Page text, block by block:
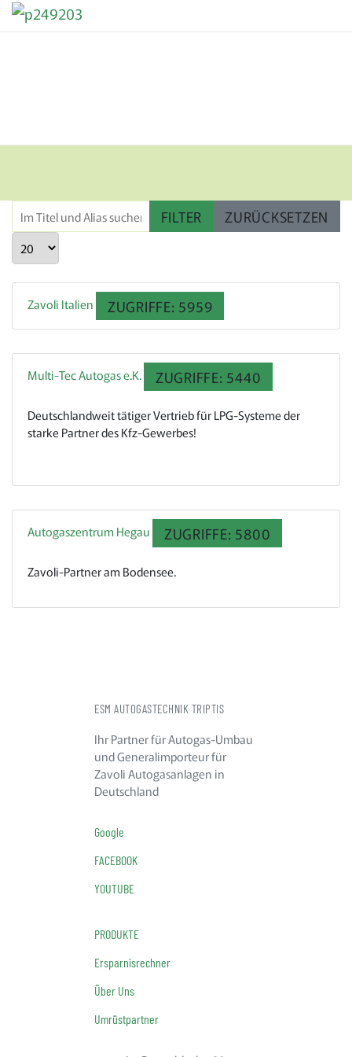
Im Titel und Alias suchen. Als Präfix „ID:“ verwenden, um nach
FILTER ZURÜCKSETZEN
Anzeige #
Zavoli Italien ZUGRIFFE: 5959
Multi-Tec Autogas e.K. ZUGRIFFE: 5440
Deutschlandweit tätiger Vertrieb für LPG-Systeme der
starke Partner des Kfz-Gewerbes!
Autogaszentrum Hegau ZUGRIFFE: 5800
Zavoli-Partner am Bodensee.
ESM AUTOGASTECHNIK TRIPTIS
Ihr Partner für Autogas-Umbau
und Generalimporteur für
Zavoli Autogasanlagen in
Deutschland
Google
FACEBOOK
YOUTUBE
PRODUKTE
Ersparnisrechner
Über Uns
Umrüstpartner